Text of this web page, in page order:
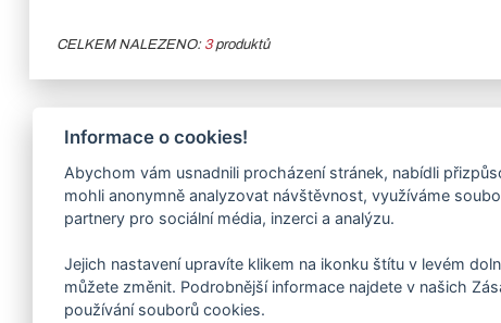
CELKEM NALEZENO: 3produktů
Informace o cookies!
Abychom vám usnadnili procházení stránek, nabídli
mohli anonymně analyzovat návštěvnost, využíváme
partnery pro sociální média, inzerci a analýzu.
Jejich nastavení upravíte klikem na ikonku štítu v levém
můžete změnit. Podrobnější informace najdete v našich
používání souborů cookies.